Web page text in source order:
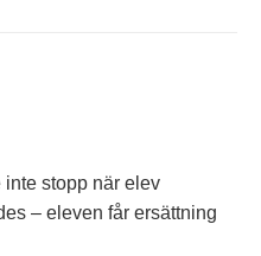
inte stopp när elev
– eleven får ersättning